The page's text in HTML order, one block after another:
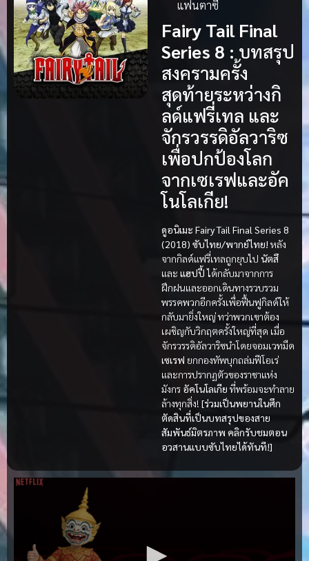
แฟนตาซี
Fairy Tail Final
Series 8 : บทสรุป
สงครามครั้ง
สุดท้ายระหว่างกิ
ลด์แฟรี่เทล และ
จักรวรรดิอัลวาริซ
เพื่อปกป้องโลก
จากเซเรฟและอัค
โนโลเกีย!
ดูอนิเมะ Fairy Tail Final Series 8
(2018) ซับไทย/พากย์ไทย! หลัง
จากกิลด์แฟรี่เทลถูกยุบไป นัตสึ
และ แฮปปี้ได้กลับมาจากการ
ฝึกฝนและออกเดินทางรวบรวม
พรรคพวกอีกครั้งเพื่อฟื้นฟูกิลด์ให้
กลับมายิ่งใหญ่ ทว่าพวกเขาต้อง
เผชิญกับวิกฤตครั้งใหญ่ที่สุด เมื่อ
จักรวรรดิอัลวาริซนำโดยจอมเวทมืด
เซเรฟ ยกกองทัพบุกถล่มฟีโอเร่
และการปรากฏตัวของราชาแห่ง
มังกร อัคโนโลเกีย ที่พร้อมจะทำลาย
ล้างทุกสิ่ง! [ร่วมเป็นพยานในศึก
ตัดสินที่เป็นบทสรุปของสาย
สัมพันธ์มิตรภาพ คลิกรับชมตอน
อวสานแบบซับไทยได้ทันที!]